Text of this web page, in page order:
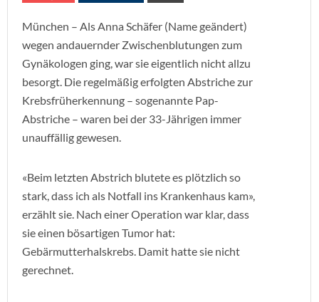
München – Als Anna Schäfer (Name geändert)
wegen andauernder Zwischenblutungen zum
Gynäkologen ging, war sie eigentlich nicht allzu
besorgt. Die regelmäßig erfolgten Abstriche zur
Krebsfrüherkennung – sogenannte Pap-
Abstriche – waren bei der 33-Jährigen immer
unauffällig gewesen.
«Beim letzten Abstrich blutete es plötzlich so
stark, dass ich als Notfall ins Krankenhaus kam»,
erzählt sie. Nach einer Operation war klar, dass
sie einen bösartigen Tumor hat:
Gebärmutterhalskrebs. Damit hatte sie nicht
gerechnet.